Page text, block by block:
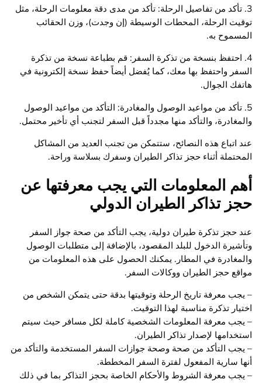
3. تأكد من تفاصيل الرحلة: تأكد من مدى دقة معلومات الرحلة، مثل
توقيت الرحلة، المحطات الوسيطة (إن وجدت)، وزن الحقائب
المسموح به.
4. احتفظ بنسخة من تذكرة السفر: قم بطباعة نسخة من تذكرة
السفر واحتفظ بها معك، كما يُفضل أيضاً حفظ نسخة إلكترونية في
هاتفك الجوال.
5. تأكد من مواعيد الوصول والمغادرة: التأكد من مواعيد الوصول
والمغادرة، والتأكد منها مجدداً قبل السفر لتجنب أي تأخير محتمل.
عند اتباع هذه النصائح، ستتمكن من تجنب العديد من المشاكل
المحتملة أثناء حجز تذاكر الطيران وسفرك بسلاسة وراحة.
أهم المعلومات التي يجب معرفتها عن
حجز تذاكر الطيران الدولي
عند حجز تذكرة طيران دولية، يجب التأكد من صحة جواز السفر
وتأشيرة الدخول للبلد المقصود، بالإضافة إلى متطلبات الوصول
والمغادرة في المطار. يمكنك الحصول على هذه المعلومات من
مواقع حجز الطيران ووكالات السفر.
– يجب معرفة تاريخ الرحلة وتوقيتها بدقة حتى يتمكن الشخص من
اختيار تذكرة مناسبة لهذا التوقيت.
– يجب معرفة المعلومات الشخصية كاملة لكل مسافر حيث سيتم
استخدامها لإصدار تذاكر الطيران.
– يجب التأكد من صحة وصحة جوازات السفر المستخدمة والتأكد من
أنها سارية المفعول لفترة السفر المخططة.
– يجب معرفة الشروط والأحكام الخاصة بحجز التذاكر بما في ذلك